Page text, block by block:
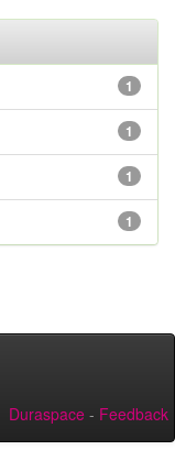
1
1
1
1
Duraspace - Feedback